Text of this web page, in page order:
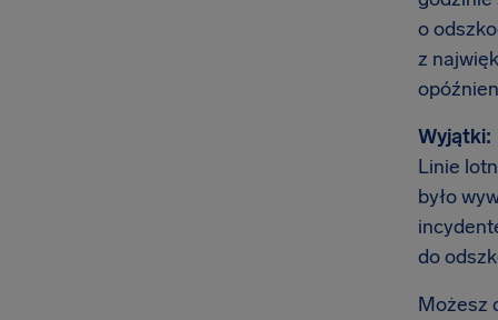
o
z
Wyjątki:
Linie
było
do
Możesz